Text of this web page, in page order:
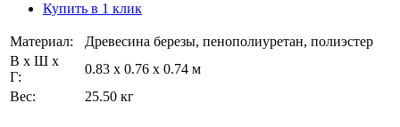
Купить в 1 клик
Материал:
Древесина березы, пенополиуретан, полиэстер
В х Ш х
Г:
0.83 x 0.76 x 0.74 м
Вес:
25.50 кг